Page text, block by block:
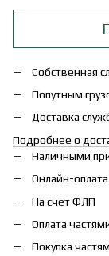
Собственная
Попутным
Доставка
Подробнее о
Наличными
Онлайн-
На счет ФЛП
Оплата
Покупка